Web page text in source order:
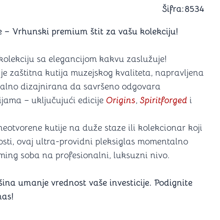
(za Jamb)
Šifra:8534
Vrhunski premium štit za vašu kolekciju!
sa elegancijom kakvu zaslužuje!
je zaštitna kutija muzejskog kvaliteta, napravljena
dizajnirana da savršeno odgovara
– uključujući edicije Origins, Spiritforged i
kutije na duže staze ili kolekcionar koji
ovaj ultra-providni pleksiglas momentalno
soba na profesionalni, luksuzni nivo.
umanje vrednost vaše investicije. Podignite